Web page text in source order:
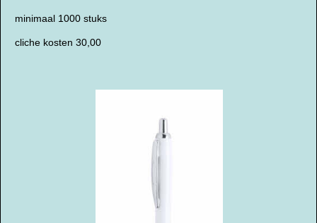
minimaal 1000 stuks
cliche kosten 30,00